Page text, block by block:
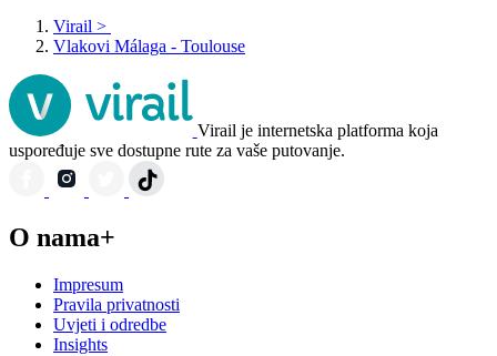
Virail >
Vlakovi Málaga - Toulouse
Virail je internetska platforma koja
uspoređuje sve dostupne rute za vaše putovanje.
O nama+
Impresum
Pravila privatnosti
Uvjeti i odredbe
Insights